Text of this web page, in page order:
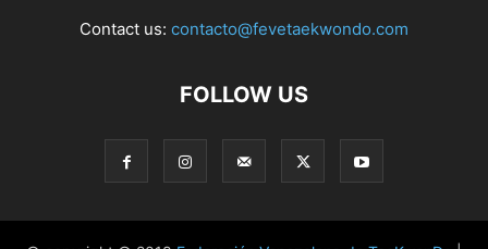
Contact us: contacto@fevetaekwondo.com
FOLLOW US